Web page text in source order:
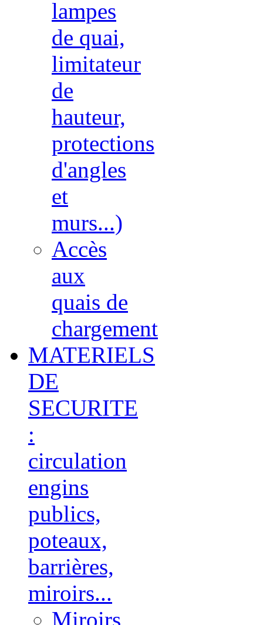
lampes
de quai,
limitateur
de
hauteur,
protections
d'angles
et
murs...)
Accès
aux
quais de
chargement
MATERIELS
DE
SECURITE
:
circulation
engins
publics,
poteaux,
barrières,
miroirs...
Miroirs